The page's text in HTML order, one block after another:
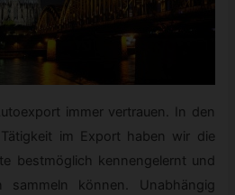
immer vertrauen. In den
im Export haben wir die
bestmöglich kennengelernt und
sammeln können. Unabhängig